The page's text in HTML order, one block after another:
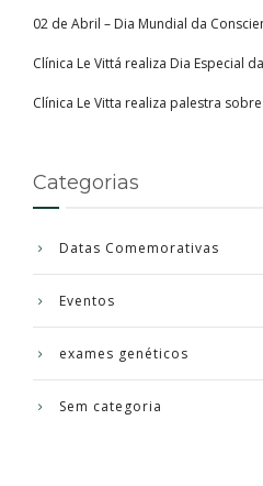
02 de Abril – Dia Mundial da
Clínica Le Vittá realiza Dia Especial
Clínica Le Vitta realiza palestra
Categorias
Datas Comemorativas
Eventos
exames genéticos
Sem categoria